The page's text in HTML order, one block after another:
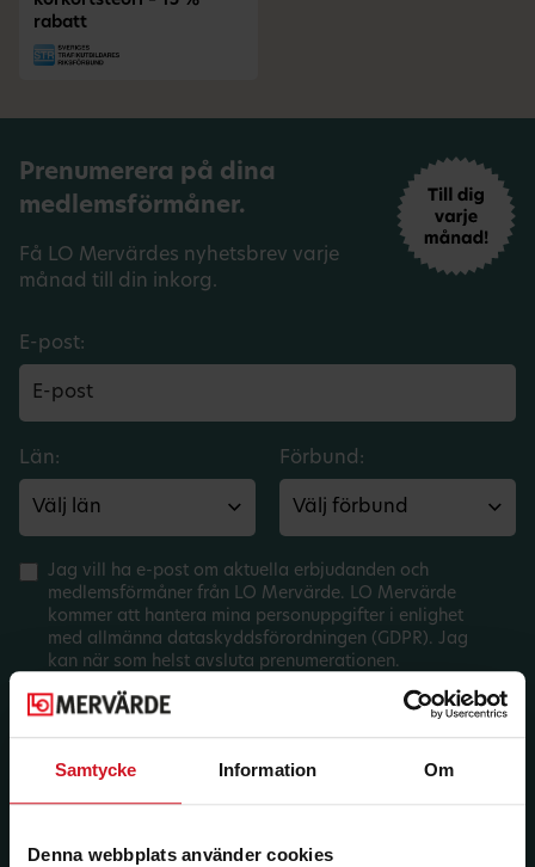
Samtycke Information Om
Denna webbplats använder cookies
rabatt
Prenumerera på dina
medlemsförmåner.
Få LO Mervärdes nyhetsbrev varje
månad till din inkorg.
E-post:
Län: Förbund:
Jag vill ha e-post om aktuella erbjudanden och
medlemsförmåner från LO Mervärde. LO Mervärde
kommer att hantera mina personuppgifter i enlighet
med allmänna dataskyddsförordningen (GDPR). Jag
kan när som helst avsluta prenumerationen.